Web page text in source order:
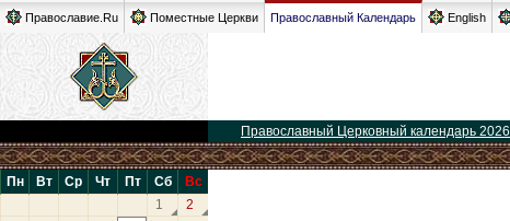
Православие.Ru Поместные Церкви Православный Календарь English
Православный Церковный календарь 2026
Пн Вт Ср Чт Пт Сб
Вс
1
2